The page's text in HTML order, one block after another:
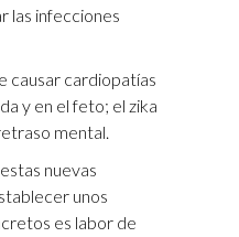
las infecciones
causar cardiopatías
y en el feto; el zika
mental.
nuevas
unos
es labor de